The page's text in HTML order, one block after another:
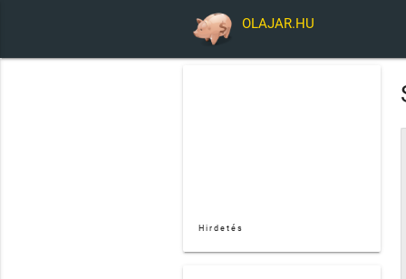
OLAJAR.HU
Hirdetés